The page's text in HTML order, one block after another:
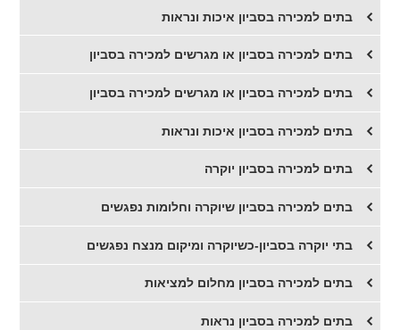
בתים למכירה בסביון איכות ונראות
בתים למכירה בסביון או מגרשים למכירה בסביון
בתים למכירה בסביון או מגרשים למכירה בסביון
בתים למכירה בסביון איכות ונראות
בתים למכירה בסביון יוקרה
בתים למכירה בסביון שיוקרה וחלומות נפגשים
בתי יוקרה בסביון-כשיוקרה ומיקום מנצח נפגשים
​בתים למכירה בסביון מחלום למציאות
​בתים למכירה בסביון נראות